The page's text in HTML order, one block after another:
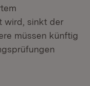
wird, sinkt der
müssen künftig